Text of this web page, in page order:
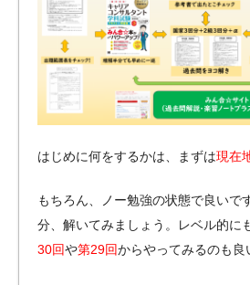
はじめに何をするかは、まずは現在
もちろん、ノー勉強の状態で良いで
分、解いてみましょう。レベル的に
30回や第29回からやってみるのも良